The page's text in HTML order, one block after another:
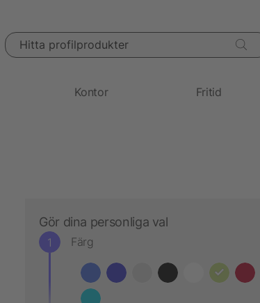
Hitta profilprodukter
Kontor Fritid
Gör dina personliga val
Färg